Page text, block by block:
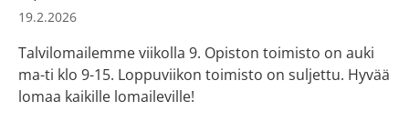
19.2.2026
Talvilomailemme viikolla 9. Opiston toimisto on auki
ma-ti klo 9-15. Loppuviikon toimisto on suljettu. Hyvää
lomaa kaikille lomaileville!